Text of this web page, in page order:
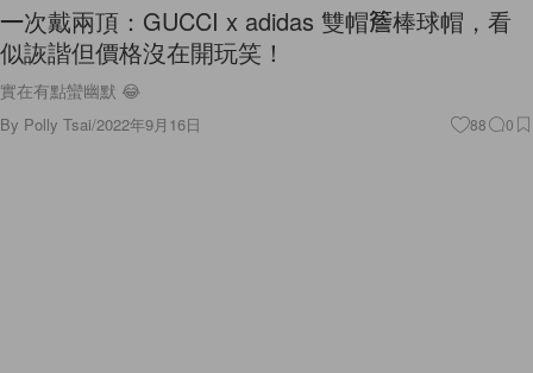
一次戴兩頂：GUCCI x adidas 雙帽簷棒球帽，看
似詼諧但價格沒在開玩笑！
實在有點蠻幽默 😂
By Polly Tsai/2022年9月16日 88 0